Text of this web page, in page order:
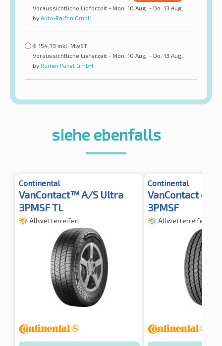
Voraussichtliche Lieferzeit - Mon. 10 Aug. - Do. 13 Aug.
by Auto-Raifen GmbH
€ 154,73 inkl. MwST
Voraussichtliche Lieferzeit - Mon. 10 Aug. - Do. 13 Aug.
by Raifen Paket GmbH
siehe ebenfalls
Continental
VanContact™ A/S Ultra
3PMSF TL
Allwetterreifen
Continental
VanContact
3PMSF
Allwetterreifen